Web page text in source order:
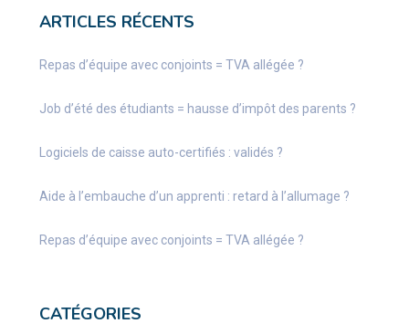
ARTICLES RÉCENTS
Repas d’équipe avec conjoints = TVA allégée ?
Job d’été des étudiants = hausse d’impôt des parents ?
Logiciels de caisse auto-certifiés : validés ?
Aide à l’embauche d’un apprenti : retard à l’allumage ?
Repas d’équipe avec conjoints = TVA allégée ?
CATÉGORIES